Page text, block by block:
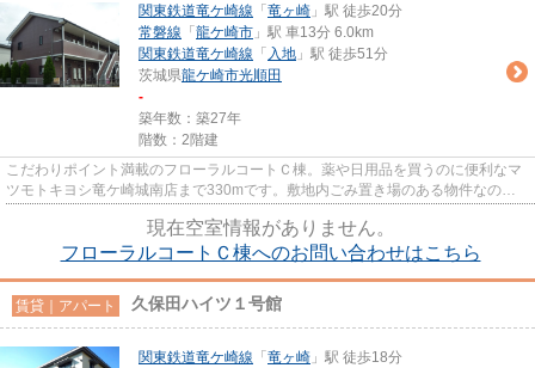
関東鉄道竜ケ崎線 「 竜ヶ崎 」駅 徒歩20分
常磐線 「 龍ケ崎市 」駅 車13分 6.0km
関東鉄道竜ケ崎線 「 入地 」駅 徒歩51分
茨城県龍ケ崎市光順田
-
築年数：築27年
階数：2階建
こだわりポイント満載のフローラルコートＣ棟。薬や日用品を買うのに便利なマ
ツモトキヨシ竜ケ崎城南店まで330mです。敷地内ごみ置き場のある物件なの
現在空室情報がありません。
フローラルコートＣ棟へのお問い合わせはこちら
賃貸｜アパート 久保田ハイツ１号館
関東鉄道竜ケ崎線 「 竜ヶ崎 」駅 徒歩18分